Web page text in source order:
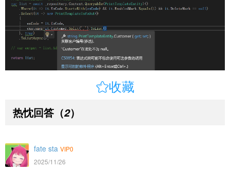
收藏
热忱回答 （2）
fate sta VIP0
2025/11/26